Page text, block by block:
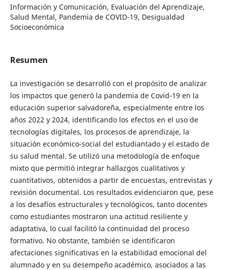
Información y Comunicación, Evaluación del Aprendizaje,
Salud Mental, Pandemia de COVID-19, Desigualdad
Socioeconómica
Resumen
La investigación se desarrolló con el propósito de analizar
los impactos que generó la pandemia de Covid-19 en la
educación superior salvadoreña, especialmente entre los
años 2022 y 2024, identificando los efectos en el uso de
tecnologías digitales, los procesos de aprendizaje, la
situación económico-social del estudiantado y el estado de
su salud mental. Se utilizó una metodología de enfoque
mixto que permitió integrar hallazgos cualitativos y
cuantitativos, obtenidos a partir de encuestas, entrevistas y
revisión documental. Los resultados evidenciaron que, pese
a los desafíos estructurales y tecnológicos, tanto docentes
como estudiantes mostraron una actitud resiliente y
adaptativa, lo cual facilitó la continuidad del proceso
formativo. No obstante, también se identificaron
afectaciones significativas en la estabilidad emocional del
alumnado y en su desempeño académico, asociados a las